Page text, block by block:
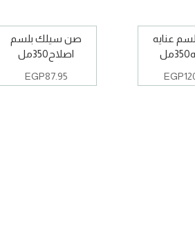
عنايه
EGP
صن سيلك بلسم
اصلاح350مل
EGP87.95